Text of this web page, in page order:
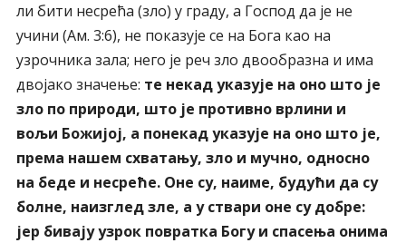
ли бити несрећа (зло) у граду, а Господ да је не
учини (Ам. 3:6), не показује се на Бога као на
узрочника зала; него је реч зло двообразна и има
двојако значење: те некад указује на оно што је
зло по природи, што је противно врлини и
вољи Божијој, а понекад указује на оно што је,
према нашем схватању, зло и мучно, односно
на беде и несреће. Оне су, наиме, будући да су
болне, наизглед зле, а у ствари оне су добре:
јер бивају узрок повратка Богу и спасења онима